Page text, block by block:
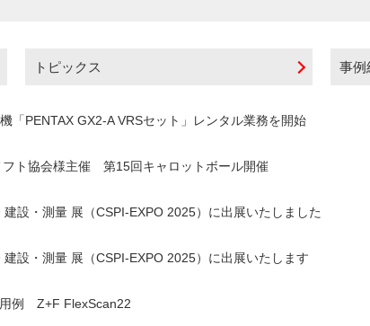
トピックス 事例
「PENTAX GX2-A VRSセット」レンタル業務を開始
フト協会様主催 第15回キャロットボール開催
建設・測量 展（CSPI-EXPO 2025）に出展いたしました
建設・測量 展（CSPI-EXPO 2025）に出展いたします
例 Z+F FlexScan22